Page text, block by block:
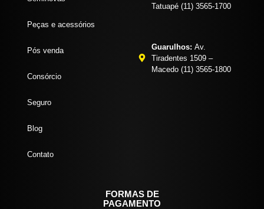
Peças e acessórios
Pós venda
Consórcio
Seguro
Blog
Contato
Tatuapé (11) 3565-1700
Guarulhos: Av.
Tiradentes 1509 –
Macedo (11) 3565-1800
FORMAS DE
PAGAMENTO